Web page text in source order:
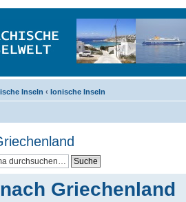
Inseln ‹ Ionische Inseln
Griechenland